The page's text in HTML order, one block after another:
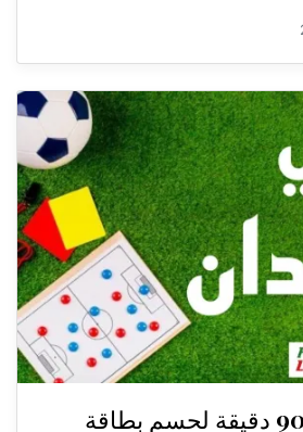
ديربي الشمال 90 دقيقة لحسم بطاقة